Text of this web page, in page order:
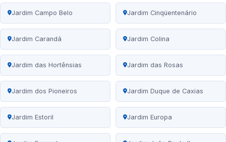
Jardim Campo Belo Jardim Cinqüentenário
Jardim Carandá Jardim Colina
Jardim das Hortênsias Jardim das Rosas
Jardim dos Pioneiros Jardim Duque de Caxias
Jardim Estoril Jardim Europa